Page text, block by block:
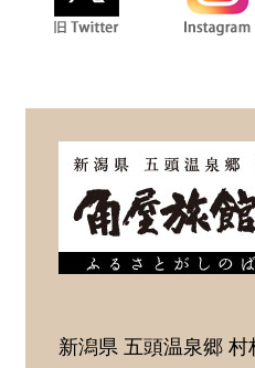
新潟県 五頭温泉郷 村